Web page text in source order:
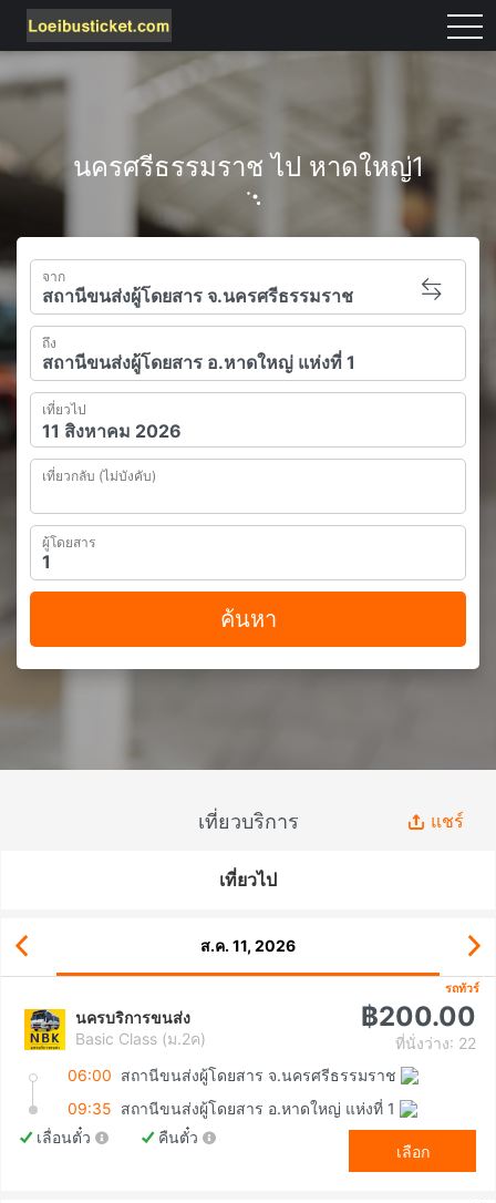
นครศรีธรรมราช ไป หาดใหญ่1
จาก
ถึง
เที่ยวไป
เที่ยวกลับ (ไม่บังคับ)
ผู้โดยสาร
ค้นหา
เที่ยวบริการ แชร์
เที่ยวไป
ส.ค. 11, 2026
รถทัวร์
นครบริการขนส่ง
Basic Class (ม.2ค)
฿200.00
ที่นั่งว่าง: 22
06:00 สถานีขนส่งผู้โดยสาร จ.นครศรีธรรมราช
09:35 สถานีขนส่งผู้โดยสาร อ.หาดใหญ่ แห่งที่ 1
เลื่อนตั๋ว
คืนตั๋ว
เลือก